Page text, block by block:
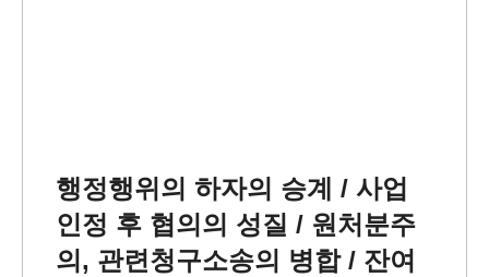
행정행위의 하자의 승계 / 사업
인정 후 협의의 성질 / 원처분주
의, 관련청구소송의 병합 / 잔여